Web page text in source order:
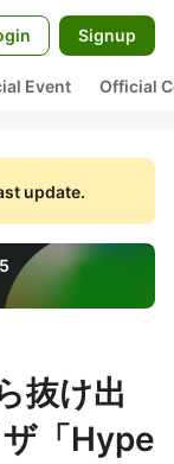
Signup
Event Official
update.
抜け出
「Hype